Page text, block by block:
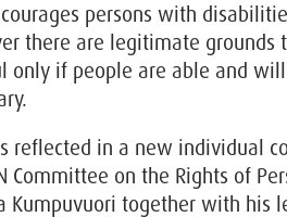
persons with
there are legitimate grounds
only if people are able and
reflected in a new individual
Committee on the Rights of
Kumpuvuori together with his